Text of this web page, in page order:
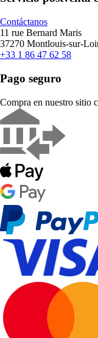
Contáctanos
11 rue Bernard Maris
37270 Montlouis-sur-
+33 1 86 47 62 58
Pago seguro
Compra en nuestro sitio